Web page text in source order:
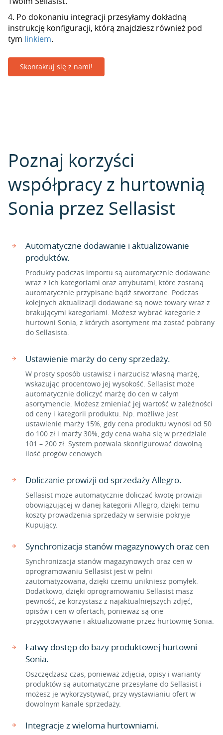
4. Po dokonaniu integracji przesyłamy dokładną
instrukcję konfiguracji, którą znajdziesz również pod
tym linkiem.
Skontaktuj się z nami!
Poznaj korzyści
współpracy z hurtownią
Sonia przez Sellasist
Automatyczne dodawanie i aktualizowanie
produktów.
Produkty podczas importu są automatycznie dodawane
wraz z ich kategoriami oraz atrybutami, które zostaną
automatycznie przypisane bądź stworzone. Podczas
kolejnych aktualizacji dodawane są nowe towary wraz z
brakującymi kategoriami. Możesz wybrać kategorie z
hurtowni Sonia, z których asortyment ma zostać pobrany
do Sellasista.
Ustawienie marży do ceny sprzedaży.
W prosty sposób ustawisz i narzucisz własną marżę,
wskazując procentowo jej wysokość. Sellasist może
automatycznie doliczyć marżę do cen w całym
asortymencie. Możesz zmieniać jej wartość w zależności
od ceny i kategorii produktu. Np. możliwe jest
ustawienie marży 15%, gdy cena produktu wynosi od 50
do 100 zł i marży 30%, gdy cena waha się w przedziale
101 – 200 zł. System pozwala skonfigurować dowolną
ilość progów cenowych.
Doliczanie prowizji od sprzedaży Allegro.
Sellasist może automatycznie doliczać kwotę prowizji
obowiązującej w danej kategorii Allegro, dzięki temu
koszty prowadzenia sprzedaży w serwisie pokryje
Kupujący.
Synchronizacja stanów magazynowych oraz cen
Synchronizacja stanów magazynowych oraz cen w
oprogramowaniu Sellasist jest w pełni
zautomatyzowana, dzięki czemu unikniesz pomyłek.
Dodatkowo, dzięki oprogramowaniu Sellasist masz
pewność, że korzystasz z najaktualniejszych zdjęć,
opisów i cen w ofertach, ponieważ są one
przygotowywane i aktualizowane przez hurtownię Sonia.
Łatwy dostęp do bazy produktowej hurtowni
Sonia.
Oszczędzasz czas, ponieważ zdjęcia, opisy i warianty
produktów są automatyczne przesyłane do Sellasist i
możesz je wykorzystywać, przy wystawianiu ofert w
dowolnym kanale sprzedaży.
Integracje z wieloma hurtowniami.